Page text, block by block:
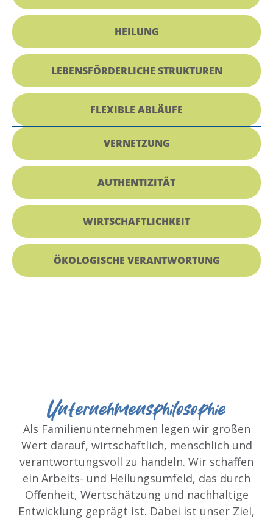
HEILUNG
LEBENSFÖRDERLICHE STRUKTUREN
FLEXIBLE ABLÄUFE
VERNETZUNG
AUTHENTIZITÄT
WIRTSCHAFTLICHKEIT
ÖKOLOGISCHE VERANTWORTUNG
Unternehmensphilosophie
Als Familienunternehmen legen wir großen
Wert darauf, wirtschaftlich, menschlich und
verantwortungsvoll zu handeln. Wir schaffen
ein Arbeits- und Heilungsumfeld, das durch
Offenheit, Wertschätzung und nachhaltige
Entwicklung geprägt ist. Dabei ist unser Ziel,